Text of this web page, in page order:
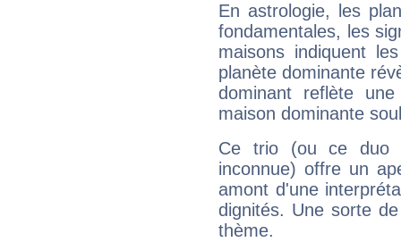
En astrologie, les
fondamentales, les
maisons indiquent
planète dominante
dominant reflète
maison dominante
Ce trio (ou ce duo
inconnue) offre un
amont d'une
dignités. Une sorte
thème.